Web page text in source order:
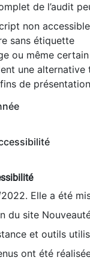
de l’audit
non
sans étiquette
ou même
une alternative
de
Elle a été
du site
et outils
ont été